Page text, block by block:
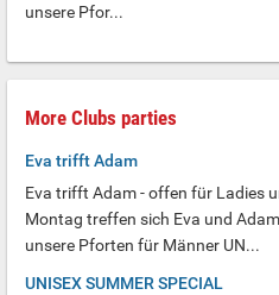
unsere Pfor...
More Clubs parties
Eva trifft Adam
Eva trifft Adam - offen für Ladies
Montag treffen sich Eva und
unsere Pforten für Männer UN...
UNISEX SUMMER SPECIAL